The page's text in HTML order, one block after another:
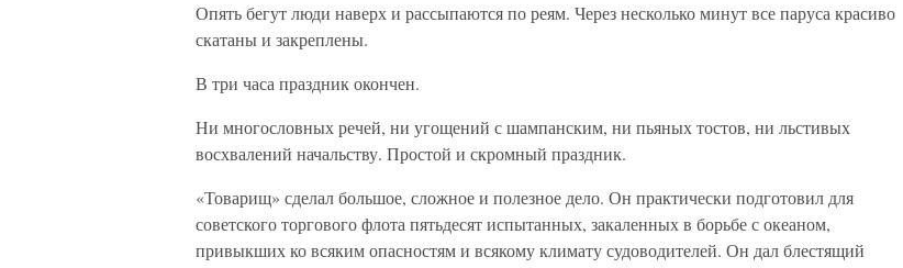
Опять бегут люди наверх и рассыпаются по реям. Через несколько минут все паруса красиво
скатаны и закреплены.
В три часа праздник окончен.
Ни многословных речей, ни угощений с шампанским, ни пьяных тостов, ни льстивых
восхвалений начальству. Простой и скромный праздник.
«Товарищ» сделал большое, сложное и полезное дело. Он практически подготовил для
советского торгового флота пятьдесят испытанных, закаленных в борьбе с океаном,
привыкших ко всяким опасностям и всякому климату судоводителей. Он дал блестящий